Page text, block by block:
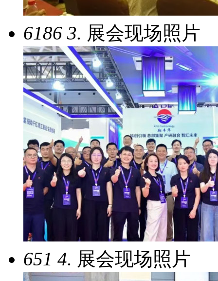
6186 3. 展会现场照片
651 4. 展会现场照片